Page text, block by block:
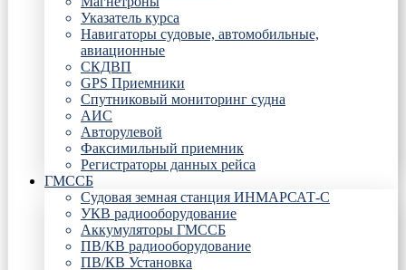
Указатель курса
Навигаторы судовые, автомобильные,
авиационные
СКДВП
GPS Приемники
Спутниковый мониторинг судна
АИС
Авторулевой
Факсимильный приемник
Регистраторы данных рейса
ГМССБ
Судовая земная станция ИНМАРСАТ-С
УКВ радиооборудование
Аккумуляторы ГМССБ
ПВ/КВ радиооборудование
ПВ/КВ Установка